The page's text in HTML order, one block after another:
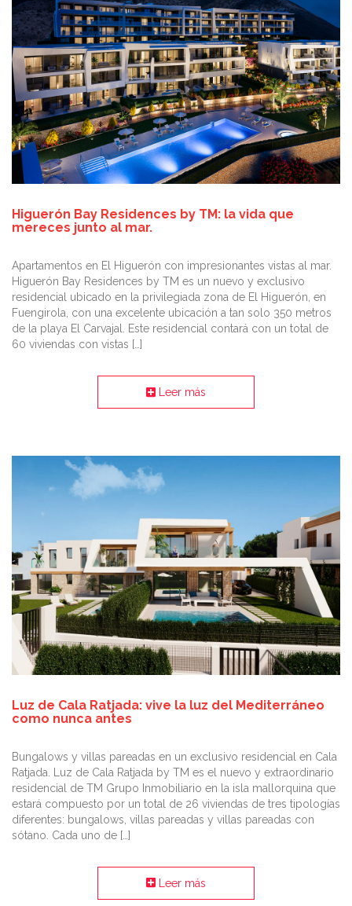
Higuerón Bay Residences by TM: la vida que
mereces junto al mar.
Apartamentos en El Higuerón con impresionantes vistas al mar.
Higuerón Bay Residences by TM es un nuevo y exclusivo
residencial ubicado en la privilegiada zona de El Higuerón, en
Fuengirola, con una excelente ubicación a tan solo 350 metros
de la playa El Carvajal. Este residencial contará con un total de
60 viviendas con vistas […]
Leer más
Luz de Cala Ratjada: vive la luz del Mediterráneo
como nunca antes
Bungalows y villas pareadas en un exclusivo residencial en Cala
Ratjada. Luz de Cala Ratjada by TM es el nuevo y extraordinario
residencial de TM Grupo Inmobiliario en la isla mallorquina que
estará compuesto por un total de 26 viviendas de tres tipologías
diferentes: bungalows, villas pareadas y villas pareadas con
sótano. Cada uno de […]
Leer más